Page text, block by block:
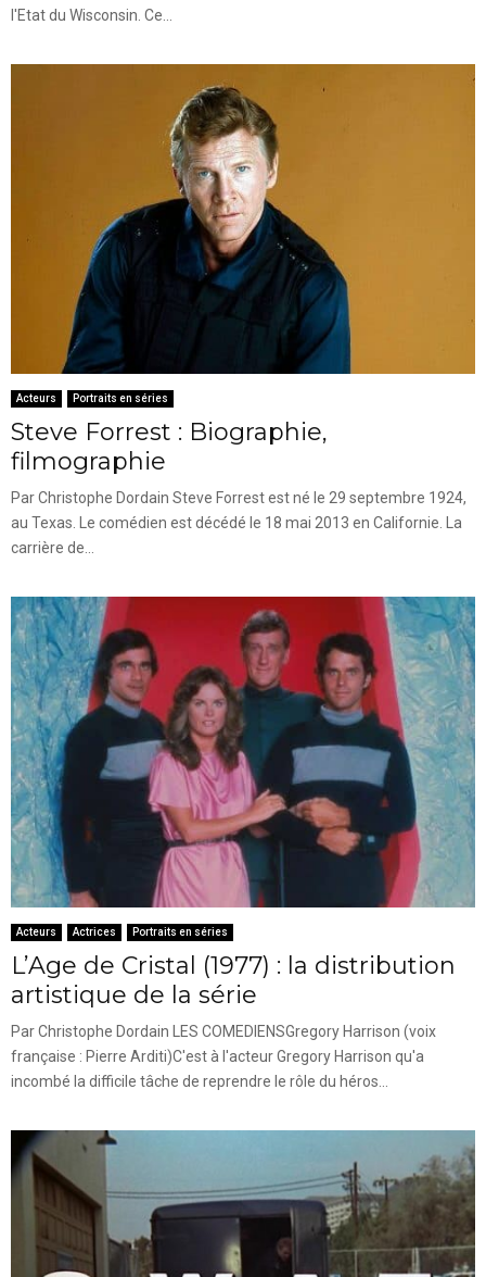
l'Etat du Wisconsin. Ce...
Acteurs Portraits en séries
Steve Forrest : Biographie,
filmographie
Par Christophe Dordain Steve Forrest est né le 29 septembre 1924,
au Texas. Le comédien est décédé le 18 mai 2013 en Californie. La
carrière de...
Acteurs Actrices Portraits en séries
L’Age de Cristal (1977) : la distribution
artistique de la série
Par Christophe Dordain LES COMEDIENSGregory Harrison (voix
française : Pierre Arditi)C'est à l'acteur Gregory Harrison qu'a
incombé la difficile tâche de reprendre le rôle du héros...